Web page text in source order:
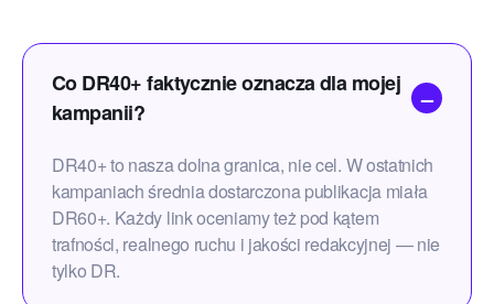
Co DR40+ faktycznie oznacza dla mojej
kampanii?
DR40+ to nasza dolna granica, nie cel. W ostatnich
kampaniach średnia dostarczona publikacja miała
DR60+. Każdy link oceniamy też pod kątem
trafności, realnego ruchu i jakości redakcyjnej — nie
tylko DR.